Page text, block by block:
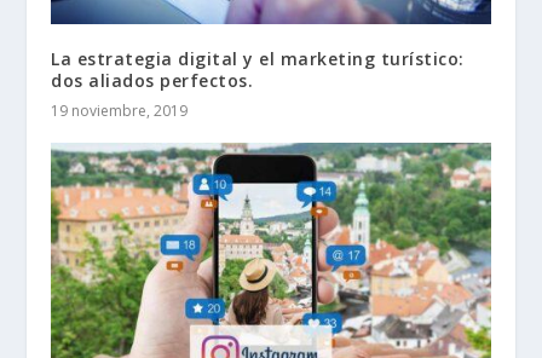
La estrategia digital y el marketing turístico:
dos aliados perfectos.
19 noviembre, 2019